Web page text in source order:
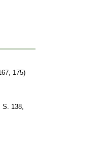
175)
138,